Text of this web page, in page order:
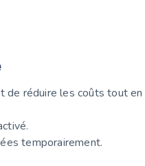
de réduire les coûts tout
temporairement.